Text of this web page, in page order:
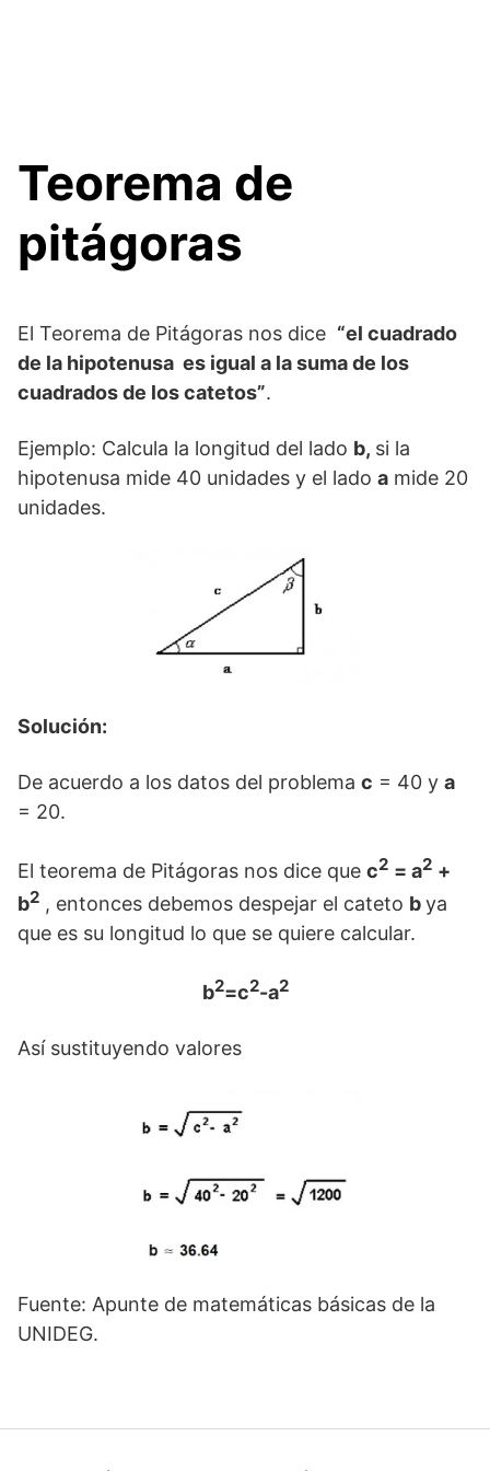
Teorema de
pitágoras
El Teorema de Pitágoras nos dice “el cuadrado
de la hipotenusa es igual a la sumade los
cuadrados de los catetos”.
Ejemplo: Calcula la longitud del lado b, si la
hipotenusa mide 40 unidades y el lado a mide 20
unidades.
Solución:
De acuerdo a los datos del problema c = 40 y a
= 20.
El teorema de Pitágoras nos dice que c2 = a2 +
b2 , entonces debemos despejar el cateto bya
que es su longitud lo que se quiere calcular.
b2=c2-a2
Así sustituyendo valores
Fuente: Apunte de matemáticas básicas de la
UNIDEG.